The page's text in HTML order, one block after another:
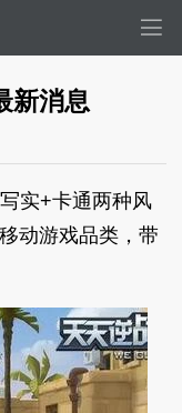
新消息
实+卡通两种风
动游戏品类，带